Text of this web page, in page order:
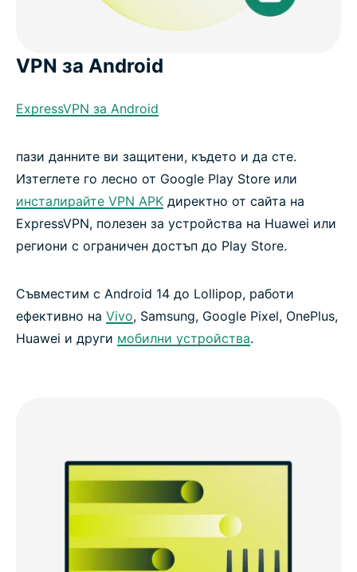
VPN за Android
ExpressVPN за Android
пази данните ви защитени, където и да сте.
Изтеглете го лесно от Google Play Store или
инсталирайте VPN APK директно от сайта на
ExpressVPN, полезен за устройства на Huawei или
региони с ограничен достъп до Play Store.
Съвместим с Android 14 до Lollipop, работи
ефективно на Vivo, Samsung, Google Pixel, OnePlus,
Huawei и други мобилни устройства.